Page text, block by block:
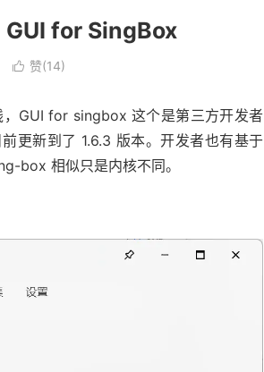
for SingBox
 赞(14)
GUI for singbox 这个是第三方开发者
更新到了 1.6.3 版本。开发者也有基于
box 相似只是内核不同。